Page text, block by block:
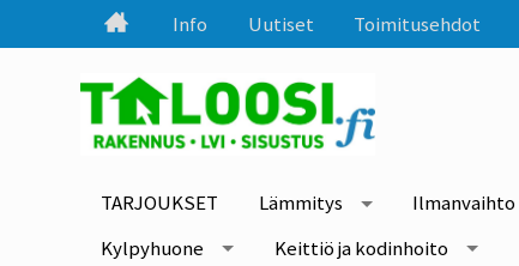
Info Uutiset Toimitusehdot
TARJOUKSET Lämmitys Ilmanvaihto
Kylpyhuone
Keittiö ja kodinhoito